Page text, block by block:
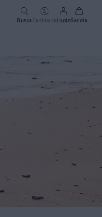
Busca CashbackLoginSacola